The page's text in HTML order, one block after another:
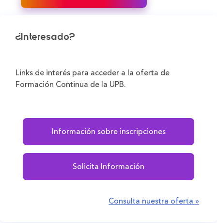
¿Interesado?
Links de interés para acceder a la oferta de
Formación Continua de la UPB.
Información sobre inscripciones
Solicita Información
Consulta nuestra oferta »